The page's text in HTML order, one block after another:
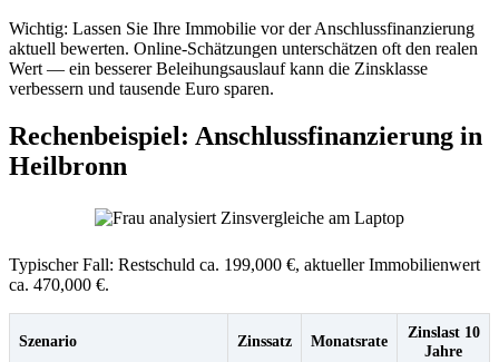
Wichtig: Lassen Sie Ihre Immobilie vor der Anschlussfinanzierung
aktuell bewerten. Online-Schätzungen unterschätzen oft den realen
Wert — ein besserer Beleihungsauslauf kann die Zinsklasse
verbessern und tausende Euro sparen.
Rechenbeispiel: Anschlussfinanzierung in
Heilbronn
Typischer Fall: Restschuld ca. 199,000 €, aktueller Immobilienwert
ca. 470,000 €.
Szenario Zinssatz Monatsrate
Zinslast 10
Jahre